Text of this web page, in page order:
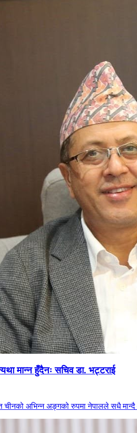
मान्न हुँदैनः सचिव डा. भट्टराई
चीनको अभिन्न अङ्गको रुपमा नेपालले सधै